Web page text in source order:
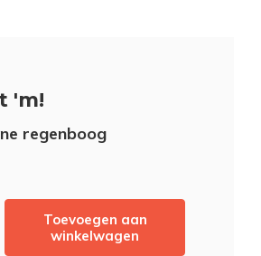
'm!
regenboog
Toevoegen aan
winkelwagen